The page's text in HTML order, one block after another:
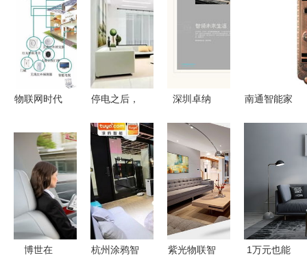
物联网时代
与智能家居
设备的深度
对比
停电之后，
剩“傻”家电
了吗？
深圳卓纳
设计，点亮
智能家居品
牌未来
南通智能家
智能锁的指
南
博世在
杭州涂鸦智
紫光物联智
1万元也能